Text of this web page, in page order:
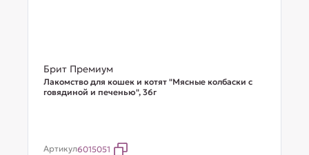
Брит Премиум
Лакомство для кошек и котят "Мясные колбаски с
говядиной и печенью", 36г
Артикул6015051